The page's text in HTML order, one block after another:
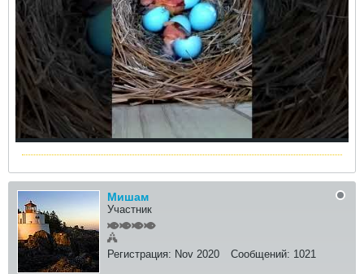
Мишам
Участник
Регистрация: Nov 2020 Сообщений: 1021